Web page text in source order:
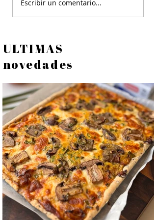
Escribir un comentario...
ULTIMAS
novedades